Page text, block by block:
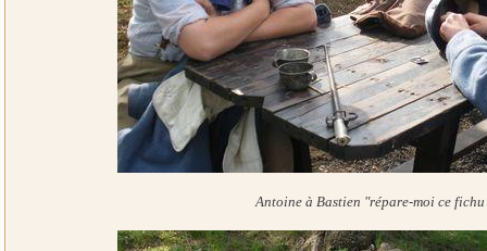
Antoine à Bastien "répare-moi ce